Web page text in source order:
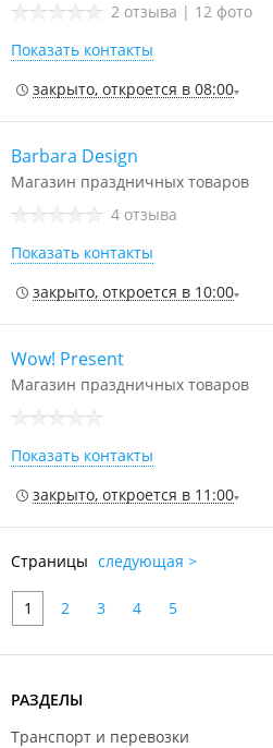
2 отзыва | 12 фото
Показать контакты
закрыто, откроется в 08:00
Barbara Design
Магазин праздничных товаров
4 отзыва
Показать контакты
закрыто, откроется в 10:00
Wow! Present
Магазин праздничных товаров
Показать контакты
закрыто, откроется в 11:00
Страницы следующая >
1 2 3 4 5
РАЗДЕЛЫ
Транспорт и перевозки